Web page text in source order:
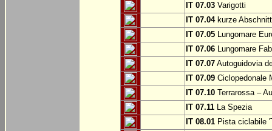
IT 07.03 Varigotti
IT 07.04kurze
IT 07.05 Lungomare
IT 07.06 Lungomare
IT 07.07 Autoguidovia
IT 07.09 Ciclopedonale
IT 07.10 Terrarossa –
IT 07.11 La Spezia
IT 08.01 Pista ciclabile